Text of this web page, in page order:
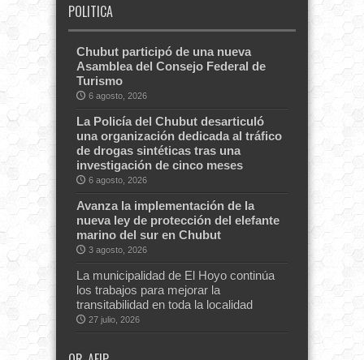
POLITICA
Chubut participó de una nueva
Asamblea del Consejo Federal de
Turismo
6 agosto, 2026
La Policía del Chubut desarticuló
una organización dedicada al tráfico
de drogas sintéticas tras una
investigación de cinco meses
6 agosto, 2026
Avanza la implementación de la
nueva ley de protección del elefante
marino del sur en Chubut
3 agosto, 2026
La municipalidad de El Hoyo continúa
los trabajos para mejorar la
transitabilidad en toda la localidad
27 julio, 2026